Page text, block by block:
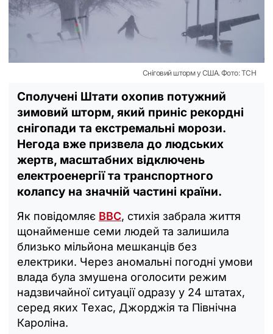
Сніговий шторм у США. Фото: ТСН
Сполучені Штати охопив потужний
зимовий шторм, який приніс рекордні
снігопади та екстремальні морози.
Негода вже призвела до людських
жертв, масштабних відключень
електроенергії та транспортного
колапсу на значній частині країни.
Як повідомляє ВВС, стихія забрала життя
щонайменше семи людей та залишила
близько мільйона мешканців без
електрики. Через аномальні погодні умови
влада була змушена оголосити режим
надзвичайної ситуації одразу у 24 штатах,
серед яких Техас, Джорджія та Північна
Кароліна.